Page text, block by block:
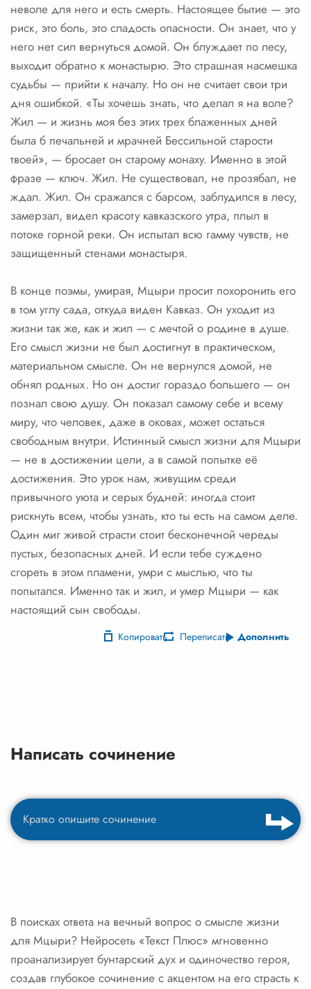
неволе для него и есть смерть. Настоящее бытие — это
риск, это боль, это сладость опасности. Он знает, что у
него нет сил вернуться домой. Он блуждает по лесу,
выходит обратно к монастырю. Это страшная насмешка
судьбы — прийти к началу. Но он не считает свои три
дня ошибкой. «Ты хочешь знать, что делал я на воле?
Жил — и жизнь моя без этих трех блаженных дней
была б печальней и мрачней Бессильной старости
твоей», — бросает он старому монаху. Именно в этой
фразе — ключ. Жил. Не существовал, не прозябал, не
ждал. Жил. Он сражался с барсом, заблудился в лесу,
замерзал, видел красоту кавказского утра, плыл в
потоке горной реки. Он испытал всю гамму чувств, не
защищенный стенами монастыря.
В конце поэмы, умирая, Мцыри просит похоронить его
в том углу сада, откуда виден Кавказ. Он уходит из
жизни так же, как и жил — с мечтой о родине в душе.
Его смысл жизни не был достигнут в практическом,
материальном смысле. Он не вернулся домой, не
обнял родных. Но он достиг гораздо большего — он
познал свою душу. Он показал самому себе и всему
миру, что человек, даже в оковах, может остаться
свободным внутри. Истинный смысл жизни для Мцыри
— не в достижении цели, а в самой попытке её
достижения. Это урок нам, живущим среди
привычного уюта и серых будней: иногда стоит
рискнуть всем, чтобы узнать, кто ты есть на самом деле.
Один миг живой страсти стоит бесконечной череды
пустых, безопасных дней. И если тебе суждено
сгореть в этом пламени, умри с мыслью, что ты
попытался. Именно так и жил, и умер Мцыри — как
настоящий сын свободы.
Копировать Переписать Дополнить
Написать сочинение
В поисках ответа на вечный вопрос о смысле жизни
для Мцыри? Нейросеть «Текст Плюс» мгновенно
проанализирует бунтарский дух и одиночество героя,
создав глубокое сочинение с акцентом на его страсть к